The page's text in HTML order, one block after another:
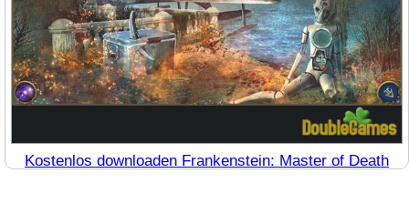
Kostenlos downloaden Frankenstein: Master of Death